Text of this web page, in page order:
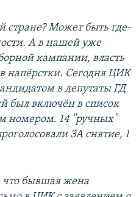
стране? Может быть где-
А в нашей уже
кампании, власть
напёрстки. Сегодня ЦИК
в депутаты ГД
был включён в список
номером. 14 "ручных"
ЗА снятие, 1
что бывшая жена